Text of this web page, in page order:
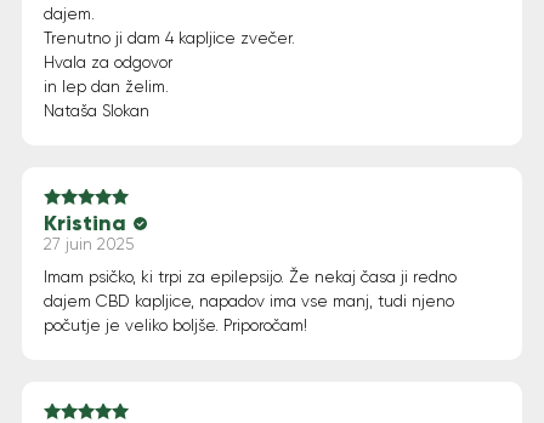
dajem.
Trenutno ji dam 4 kapljice zvečer.
Hvala za odgovor
in lep dan želim.
Nataša Slokan
Note5sur 5
Kristina
27 juin 2025
Imam psičko, ki trpi za epilepsijo. Že nekaj časa ji redno
dajem CBD kapljice, napadov ima vse manj, tudi njeno
počutje je veliko boljše. Priporočam!